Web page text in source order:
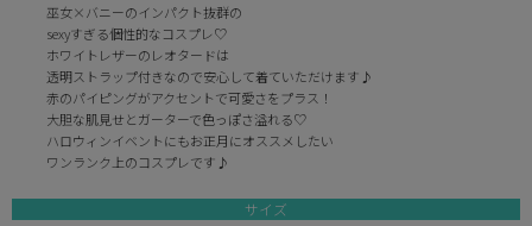
巫女×バニーのインパクト抜群の
sexyすぎる個性的なコスプレ♡
ホワイトレザーのレオタードは
透明ストラップ付きなので安心して着ていただけます♪
赤のパイピングがアクセントで可愛さをプラス！
大胆な肌見せとガーターで色っぽさ溢れる♡
ハロウィンイベントにもお正月にオススメしたい
ワンランク上のコスプレです♪
サイズ